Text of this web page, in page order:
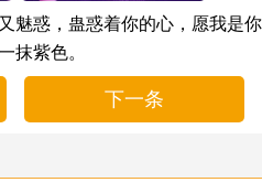
魅惑，蛊惑着你的心，愿我是你
抹紫色​​。
下一条